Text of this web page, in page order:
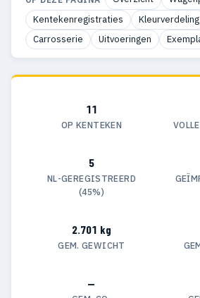
Kentekenregistraties
Kleurverdeling
Carrosserie
Uitvoeringen
11
OP KENTEKEN
5
NL-GEREGISTREERD
(45%)
2.701 kg
GEM. GEWICHT
—